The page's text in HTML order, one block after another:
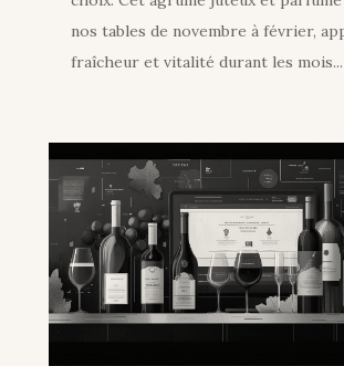
nos tables de novembre à février,
fraîcheur et vitalité durant les mois...